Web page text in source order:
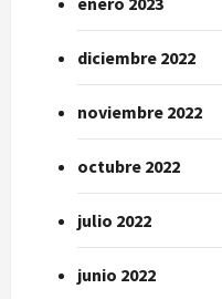
diciembre 2022
noviembre 2022
octubre 2022
julio 2022
junio 2022